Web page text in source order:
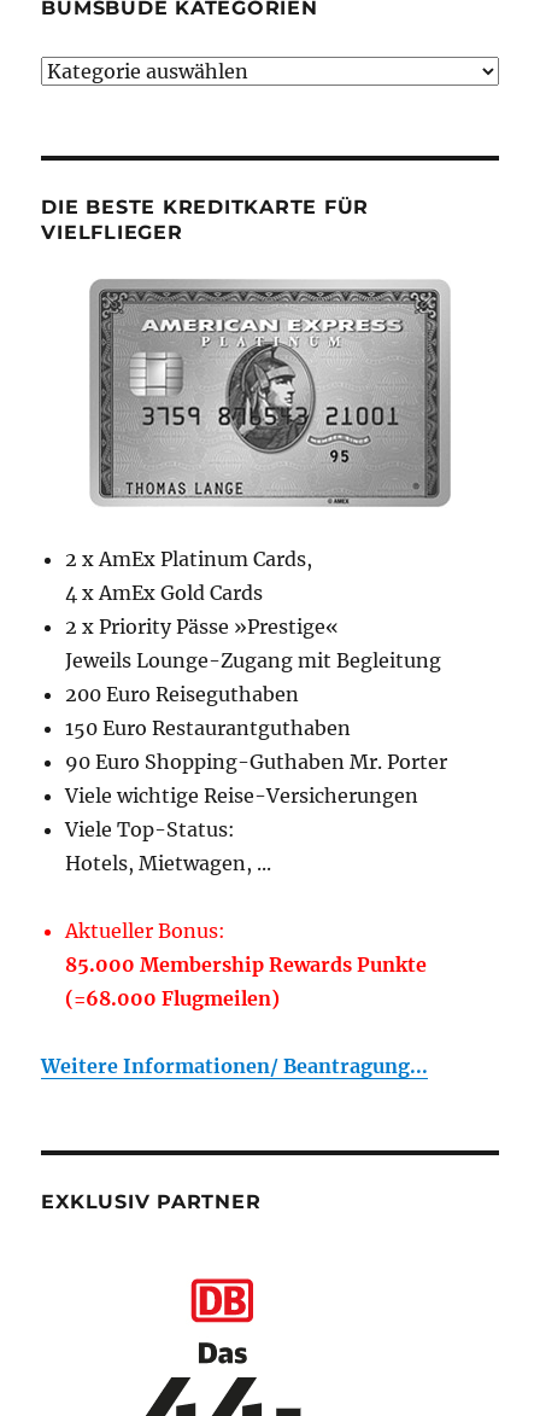
BUMSBUDE KATEGORIEN
Bumsbude
DIE BESTE KREDITKARTE FÜR
VIELFLIEGER
2 x AmEx Platinum Cards,
4 x AmEx Gold Cards
2 x Priority Pässe »Prestige«
Jeweils Lounge-Zugang mit Begleitung
200 Euro Reiseguthaben
150 Euro Restaurantguthaben
90 Euro Shopping-Guthaben Mr. Porter
Viele wichtige Reise-Versicherungen
Viele Top-Status:
Hotels, Mietwagen, ...
Aktueller Bonus:
85.000 Membership Rewards Punkte
(=68.000 Flugmeilen)
Weitere Informationen/ Beantragung...
EXKLUSIV PARTNER